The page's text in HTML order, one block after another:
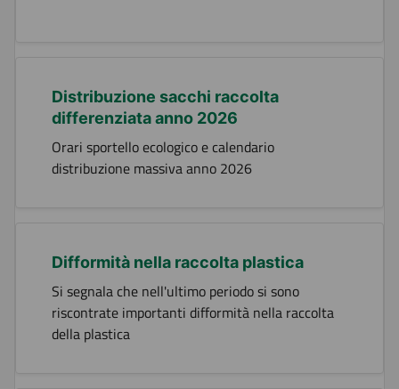
Distribuzione sacchi raccolta
differenziata anno 2026
Orari sportello ecologico e calendario
distribuzione massiva anno 2026
Difformità nella raccolta plastica
Si segnala che nell'ultimo periodo si sono
riscontrate importanti difformità nella raccolta
della plastica